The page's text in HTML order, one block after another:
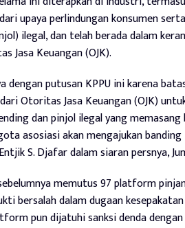
upaya perlindungan konsumen
ilegal, dan telah berada dalam
Jasa Keuangan (OJK).
dengan putusan KPPU ini karena
Otoritas Jasa Keuangan (OJK)
dan pinjol ilegal yang
asosiasi akan mengajukan
S. Djafar dalam siaran persnya,
memutus 97 platform
bersalah dalam dugaan
pun dijatuhi sanksi denda